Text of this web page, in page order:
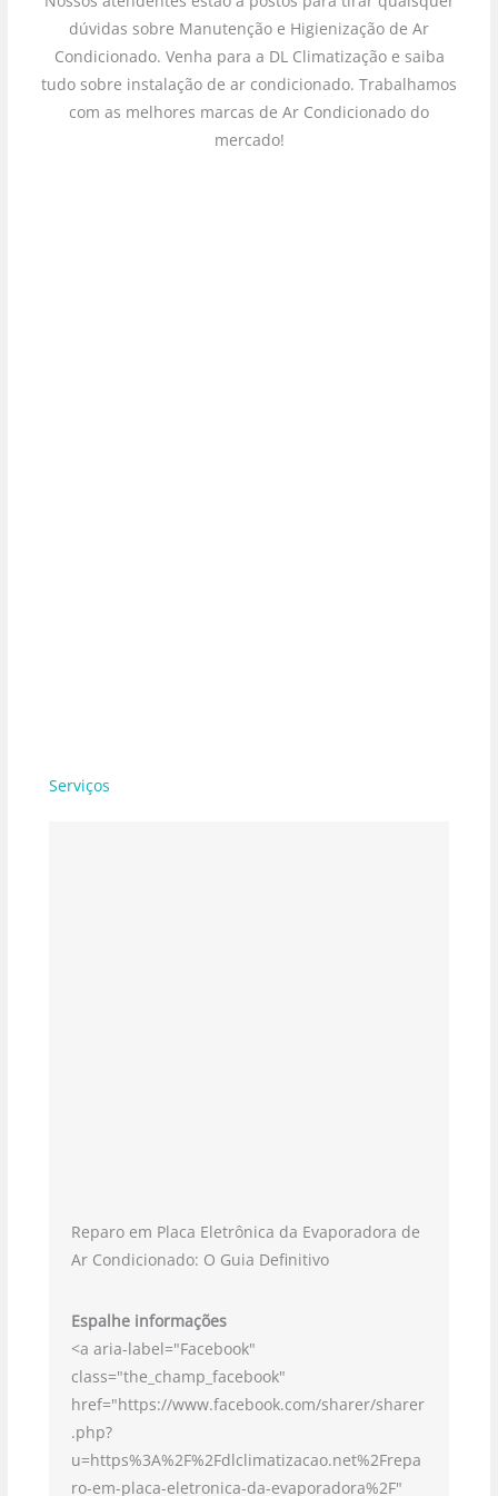
dúvidas sobre Manutenção e Higienização de Ar
Condicionado. Venha para a DL Climatização e saiba
tudo sobre instalação de ar condicionado. Trabalhamos
com as melhores marcas de Ar Condicionado do
mercado!
Serviços
Reparo em Placa Eletrônica da Evaporadora de
Ar Condicionado: O Guia Definitivo
Espalhe informações
<a aria-label="Facebook"
class="the_champ_facebook"
href="https://www.facebook.com/sharer/sharer
.php?
u=https%3A%2F%2Fdlclimatizacao.net%2Frepa
ro-em-placa-eletronica-da-evaporadora%2F"